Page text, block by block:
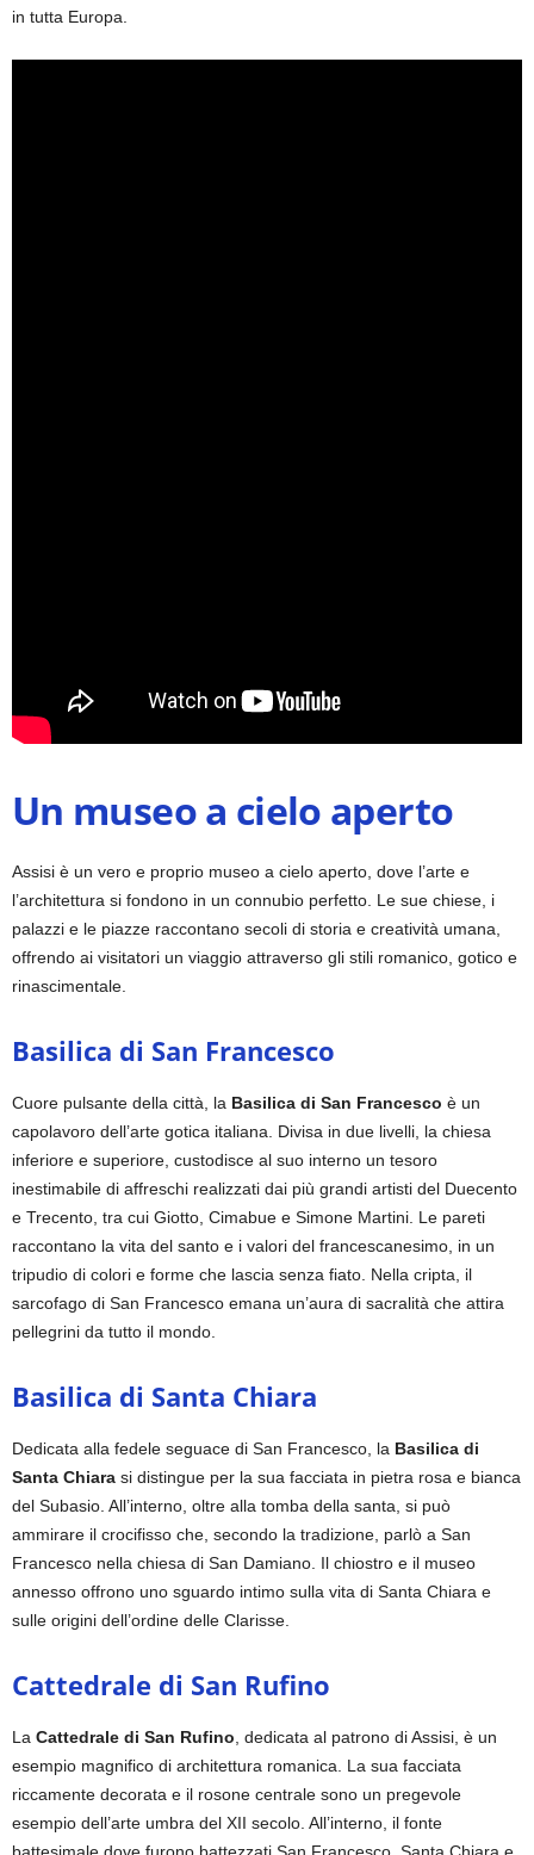
in tutta Europa.
Un museo a cielo aperto
Assisi è un vero e proprio museo a cielo aperto, dove l’arte e
l’architettura si fondono in un connubio perfetto. Le sue chiese, i
palazzi e le piazze raccontano secoli di storia e creatività umana,
offrendo ai visitatori un viaggio attraverso gli stili romanico, gotico e
rinascimentale.
Basilica di San Francesco
Cuore pulsante della città, la Basilica di San Francesco è un
capolavoro dell’arte gotica italiana. Divisa in due livelli, la chiesa
inferiore e superiore, custodisce al suo interno un tesoro
inestimabile di affreschi realizzati dai più grandi artisti del Duecento
e Trecento, tra cui Giotto, Cimabue e Simone Martini. Le pareti
raccontano la vita del santo e i valori del francescanesimo, in un
tripudio di colori e forme che lascia senza fiato. Nella cripta, il
sarcofago di San Francesco emana un’aura di sacralità che attira
pellegrini da tutto il mondo.
Basilica di Santa Chiara
Dedicata alla fedele seguace di San Francesco, la Basilica di
Santa Chiara si distingue per la sua facciata in pietra rosa e bianca
del Subasio. All’interno, oltre alla tomba della santa, si può
ammirare il crocifisso che, secondo la tradizione, parlò a San
Francesco nella chiesa di San Damiano. Il chiostro e il museo
annesso offrono uno sguardo intimo sulla vita di Santa Chiara e
sulle origini dell’ordine delle Clarisse.
Cattedrale di San Rufino
La Cattedrale di San Rufino , dedicata al patrono di Assisi, è un
esempio magnifico di architettura romanica. La sua facciata
riccamente decorata e il rosone centrale sono un pregevole
esempio dell’arte umbra del XII secolo. All’interno, il fonte